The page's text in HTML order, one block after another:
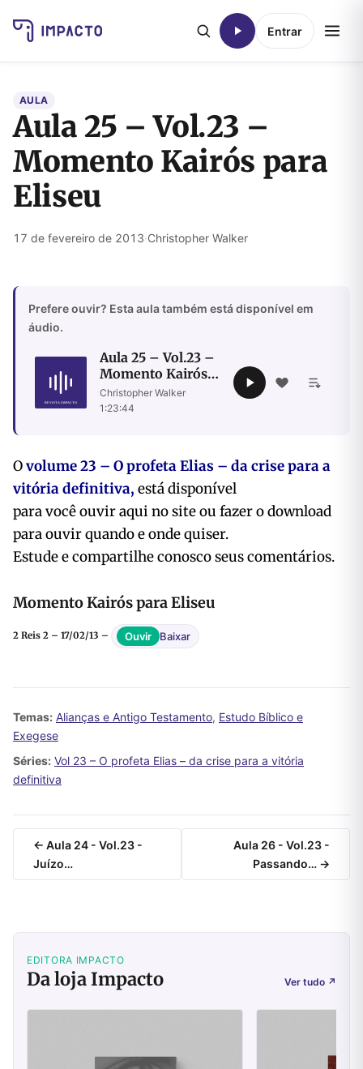
Entrar
AULA
Aula 25 – Vol.23 –
Momento Kairós para
Eliseu
17 de fevereiro de 2013·Christopher Walker
Prefere ouvir? Esta aula também está disponível em
áudio.
Aula 25 – Vol.23 –
Momento Kairós
para Eliseu
Christopher Walker
1:23:44
Ovolume 23 – O profeta Elias – da crise para a
vitória definitiva, está disponível
para você ouvir aqui no site ou fazer o download
para ouvir quando e onde quiser.
Estude e compartilhe conosco seus comentários.
Momento Kairós para Eliseu
2 Reis 2 – 17/02/13 – Ouvir Baixar
Temas: Alianças e Antigo Testamento, Estudo Bíblico e
Exegese
Séries: Vol 23 – O profeta Elias – da crise para a vitória
definitiva
← Aula 24 - Vol.23 -
Juízo…
Aula 26 - Vol.23 -
Passando… →
EDITORA IMPACTO
Da loja Impacto Ver tudo ↗